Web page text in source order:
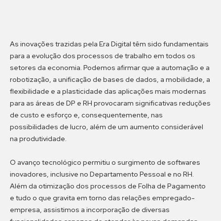
As inovações trazidas pela Era Digital têm sido fundamentais
para a evolução dos processos de trabalho em todos os
setores da economia. Podemos afirmar que a automação e a
robotização, a unificação de bases de dados, a mobilidade, a
flexibilidade e a plasticidade das aplicações mais modernas
para as áreas de DP e RH provocaram significativas reduções
de custo e esforço e, consequentemente, nas
possibilidades de lucro, além de um aumento considerável
na produtividade.
O avanço tecnológico permitiu o surgimento de softwares
inovadores, inclusive no Departamento Pessoal e no RH.
Além da otimização dos processos de Folha de Pagamento
e tudo o que gravita em torno das relações empregado-
empresa, assistimos a incorporação de diversas